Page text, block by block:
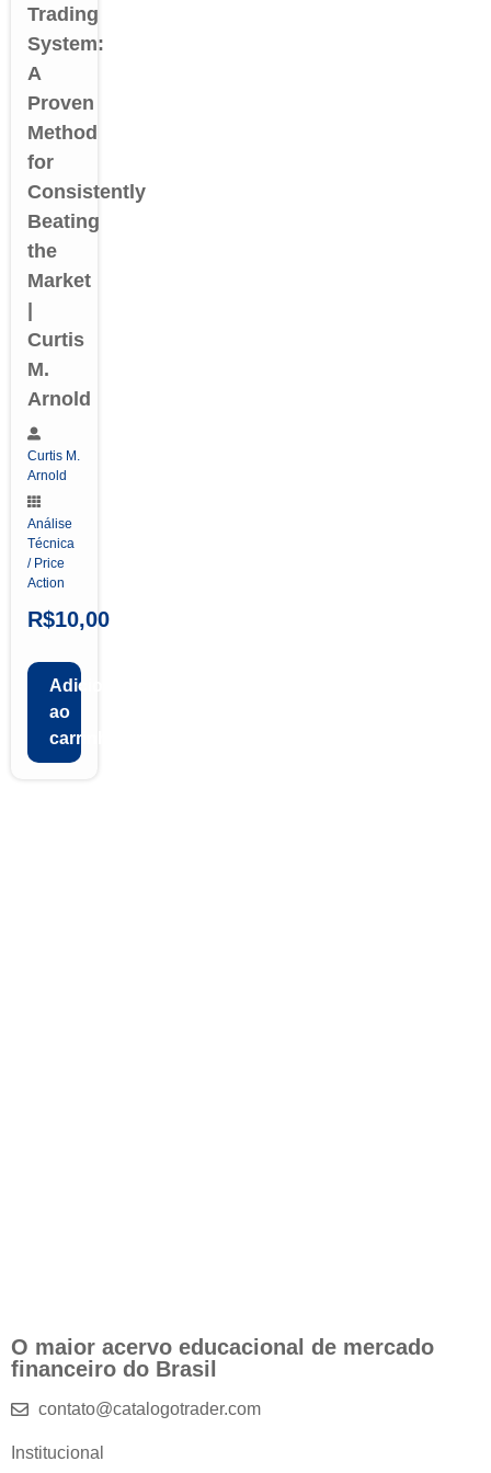
Trading
System:
A
Proven
Method
for
Consistently
Beating
the
Market
Curtis
M.
Arnold
Curtis M.
Arnold
Análise
Técnica
/ Price
Action
R$10,00
Adicionar
ao
carrinho
O maior acervo educacional de mercado
financeiro do Brasil
contato@catalogotrader.com
Institucional